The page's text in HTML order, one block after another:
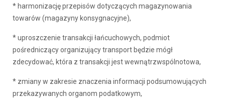
* harmonizację przepisów dotyczących magazynowania
towarów (magazyny konsygnacyjne),
* uproszczenie transakcji łańcuchowych, podmiot
pośredniczący organizujący transport będzie mógł
zdecydować, która z transakcji jest wewnątrzwspólnotowa,
* zmiany w zakresie znaczenia informacji podsumowujących
przekazywanych organom podatkowym,